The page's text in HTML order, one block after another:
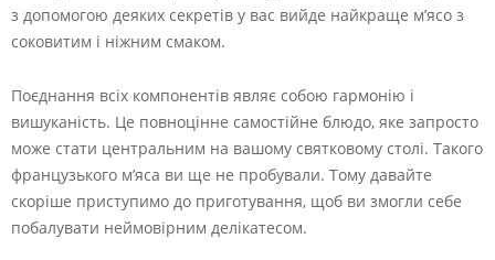
з допомогою деяких секретів у вас вийде найкраще м’ясо з
соковитим і ніжним смаком.
Поєднання всіх компонентів являє собою гармонію і
вишуканість. Це повноцінне самостійне блюдо, яке запросто
може стати центральним на вашому святковому столі. Такого
французького м’яса ви ще не пробували. Тому давайте
скоріше приступимо до приготування, щоб ви змогли себе
побалувати неймовірним делікатесом.